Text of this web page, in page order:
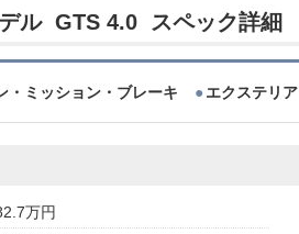
ル GTS 4.0 スペック詳細
・ミッション・ブレーキ エクステリア
万円